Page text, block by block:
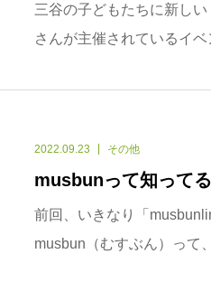
三谷の子どもたちに新し
さんが主催されているイ
2022.09.23 その他
musbunって知って
前回、いきなり「
musbun（むすぶん）っ